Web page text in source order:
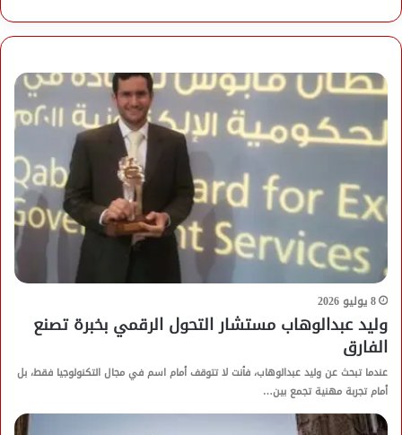
8 يوليو 2026
وليد عبدالوهاب مستشار التحول الرقمي بخبرة تصنع
الفارق
عندما تبحث عن وليد عبدالوهاب، فأنت لا تتوقف أمام اسم في مجال التكنولوجيا فقط، بل
أمام تجربة مهنية تجمع بين…